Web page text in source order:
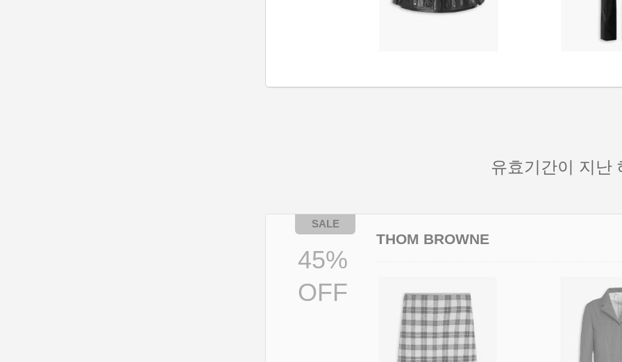
유효기간이 지난
45%
OFF
THOM BROWNE